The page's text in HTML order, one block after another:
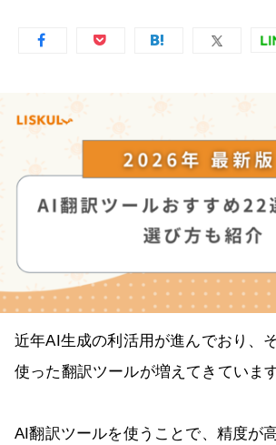
近年AI生成の利活用が進んでおり、
使った翻訳ツールが増えてきています
AI翻訳ツールを使うことで、精度が